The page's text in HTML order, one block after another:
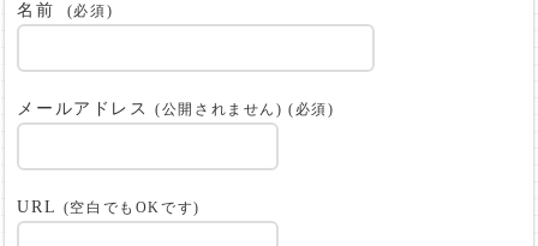
名前 (必須)
メールアドレス(公開されません) (必須)
URL (空白でもOKです)